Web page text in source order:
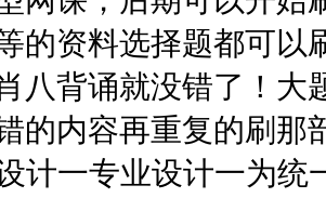
的资料选择题都可以
八背诵就没错了！大
的内容再重复的刷那
计一专业设计一为